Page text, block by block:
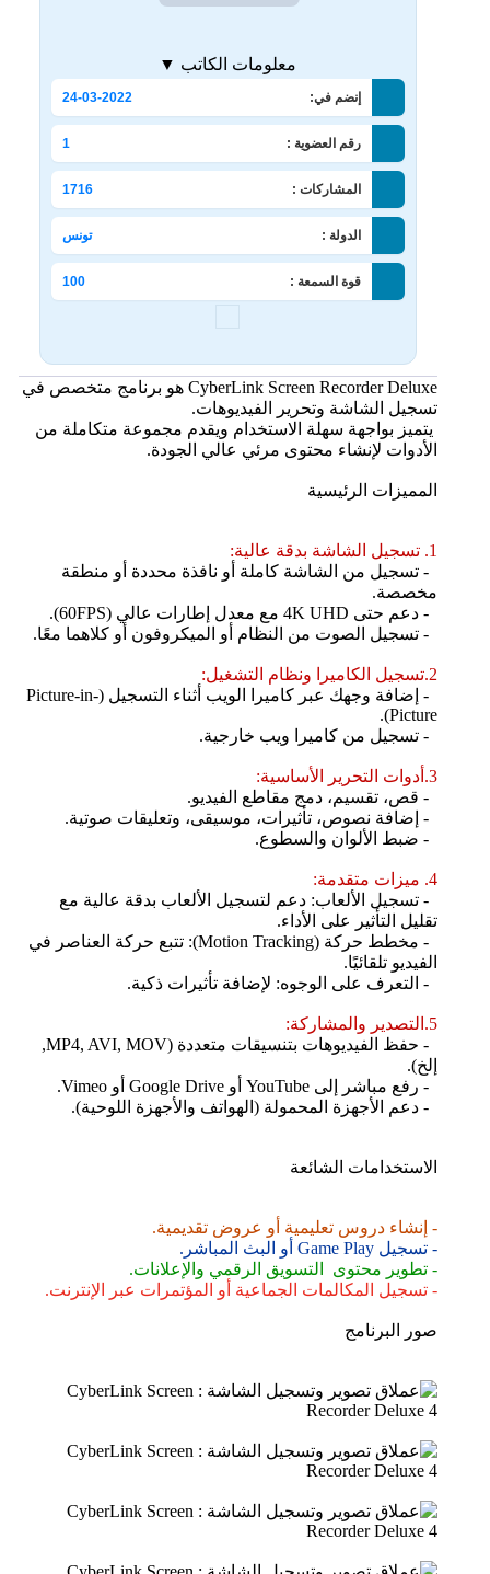
معلومات الكاتب ▼
إنضم في: 24-03-2022
رقم العضوية : 1
المشاركات : 1716
الدولة : تونس
قوة السمعة : 100
CyberLink Screen Recorder Deluxe هو برنامج متخصص في
تسجيل الشاشة وتحرير الفيديوهات.
يتميز بواجهة سهلة الاستخدام ويقدم مجموعة متكاملة من
الأدوات لإنشاء محتوى مرئي عالي الجودة.
المميزات الرئيسية
1. تسجيل الشاشة بدقة عالية:
- تسجيل من الشاشة كاملة أو نافذة محددة أو منطقة
مخصصة.
- دعم حتى 4K UHD مع معدل إطارات عالي (60FPS).
- تسجيل الصوت من النظام أو الميكروفون أو كلاهما معًا.
2.تسجيل الكاميرا ونظام التشغيل:
- إضافة وجهك عبر كاميرا الويب أثناء التسجيل (Picture-in-
Picture).
- تسجيل من كاميرا ويب خارجية.
3.أدوات التحرير الأساسية:
- قص، تقسيم، دمج مقاطع الفيديو.
- إضافة نصوص، تأثيرات، موسيقى، وتعليقات صوتية.
- ضبط الألوان والسطوع.
4. ميزات متقدمة:
- تسجيل الألعاب: دعم لتسجيل الألعاب بدقة عالية مع
تقليل التأثير على الأداء.
- مخطط حركة (Motion Tracking): تتبع حركة العناصر في
الفيديو تلقائيًا.
- التعرف على الوجوه: لإضافة تأثيرات ذكية.
5.التصدير والمشاركة:
- حفظ الفيديوهات بتنسيقات متعددة (MP4, AVI, MOV,
إلخ).
- رفع مباشر إلى YouTube أو Google Drive أو Vimeo.
- دعم الأجهزة المحمولة (الهواتف والأجهزة اللوحية).
الاستخدامات الشائعة
- إنشاء دروس تعليمية أو عروض تقديمية.
- تسجيل Game Play أو البث المباشر.
- تطوير محتوى التسويق الرقمي والإعلانات.
- تسجيل المكالمات الجماعية أو المؤتمرات عبر الإنترنت.
صور البرنامج